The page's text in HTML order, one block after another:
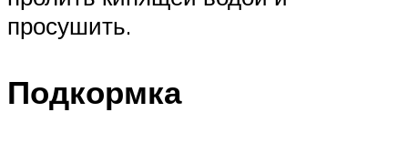
просушить.
Подкормка